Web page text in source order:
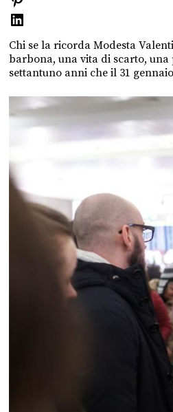
Chi se la ricorda Modesta
barbona, una vita di scarto,
settantuno anni che il 31